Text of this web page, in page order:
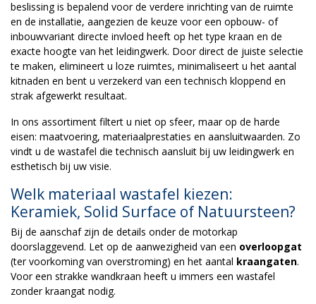
beslissing is bepalend voor de verdere inrichting van de ruimte
en de installatie, aangezien de keuze voor een opbouw- of
inbouwvariant directe invloed heeft op het type kraan en de
exacte hoogte van het leidingwerk. Door direct de juiste selectie
te maken, elimineert u loze ruimtes, minimaliseert u het aantal
kitnaden en bent u verzekerd van een technisch kloppend en
strak afgewerkt resultaat.
In ons assortiment filtert u niet op sfeer, maar op de harde
eisen: maatvoering, materiaalprestaties en aansluitwaarden. Zo
vindt u de wastafel die technisch aansluit bij uw leidingwerk en
esthetisch bij uw visie.
Welk materiaal wastafel kiezen:
Keramiek, Solid Surface of Natuursteen?
Bij de aanschaf zijn de details onder de motorkap
doorslaggevend. Let op de aanwezigheid van een overloopgat
(ter voorkoming van overstroming) en het aantal kraangaten.
Voor een strakke wandkraan heeft u immers een wastafel
zonder kraangat nodig.